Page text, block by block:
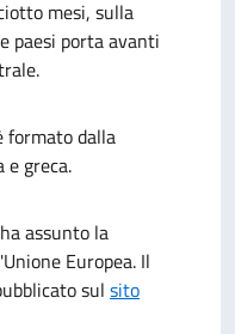
mesi, sulla
paesi porta avanti
formato dalla
e greca.
assunto la
Europea. Il
sul sito